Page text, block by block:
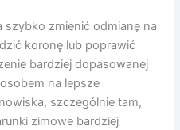
szybko zmienić odmianę na
koronę lub poprawić
bardziej dopasowanej
na lepsze
szczególnie tam,
zimowe bardziej